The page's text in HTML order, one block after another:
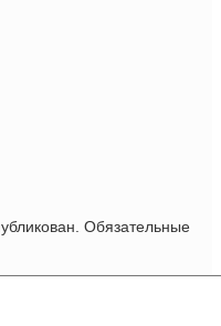
Обязательные